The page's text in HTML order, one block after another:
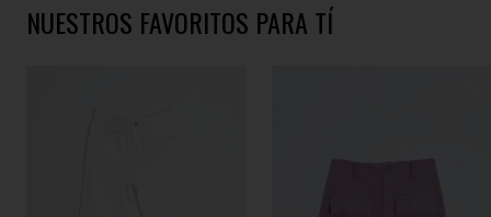
NUESTROS FAVORITOS PARA TÍ